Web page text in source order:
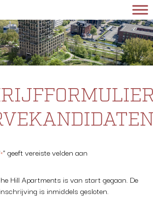
*" geeft vereiste velden aan
Hill Apartments is van start gegaan. De
is inmiddels gesloten.